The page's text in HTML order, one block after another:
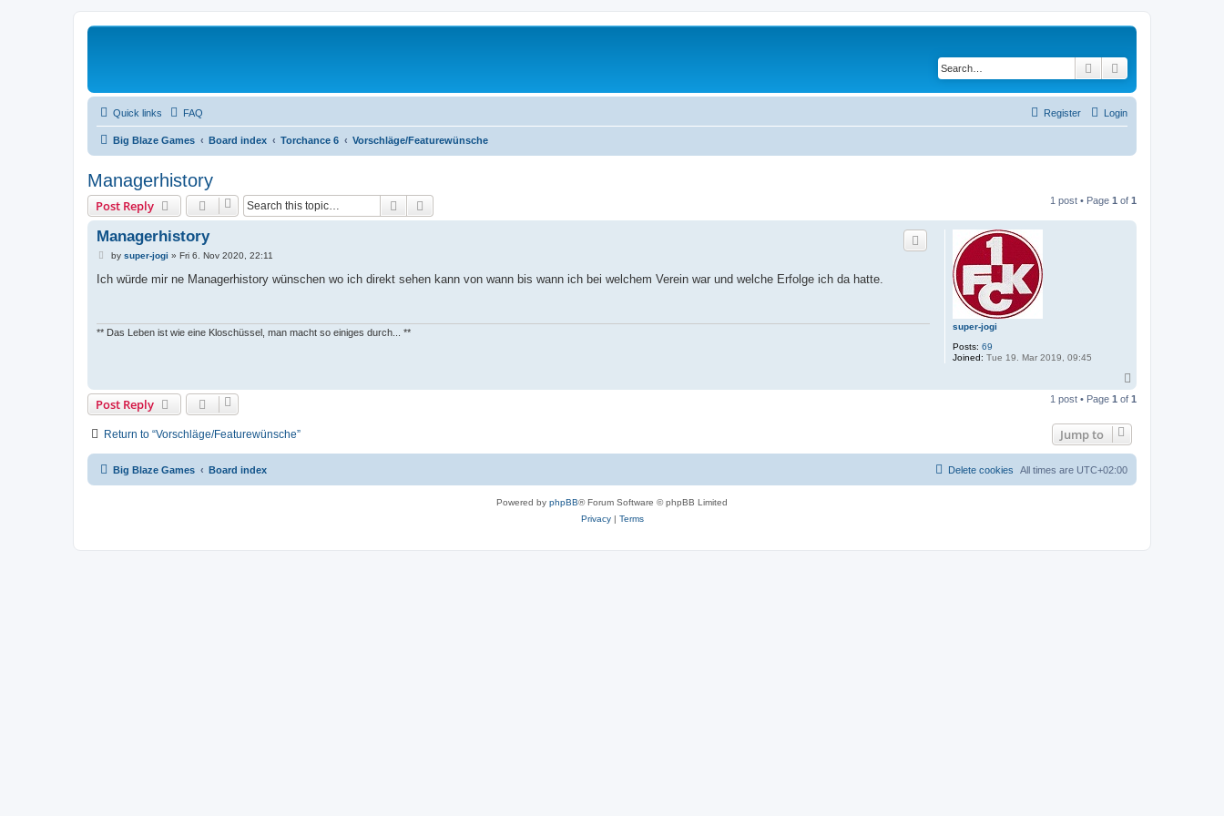
Search
Quick links FAQ Login
Register
Big Blaze Games Board index Torchance 6 Vorschläge/Featurewünsche
Managerhistory
Post Reply Search 1 post • Page 1 of 1
super-jogi
Posts: 69
Joined: Tue 19. Mar 2019, 09:45
Managerhistory
P
s
by super-jogi » Fri 6. Nov 2020, 22:11
Ich würde mir ne Managerhistory wünschen wo ich direkt sehen kann von wann bis wann ich bei welchem Verein war und welche Erfolge ich da hatte.
** Das Leben ist wie eine Kloschüssel, man macht so einiges durch... **
p
Post Reply 1 post • Page 1 of 1
Return to “Vorschläge/Featurewünsche” Jump to
Big Blaze Games Board index All times are UTC+02:00
Delete cookies
Powered by phpBB® Forum Software © phpBB Limited
Privacy| Terms